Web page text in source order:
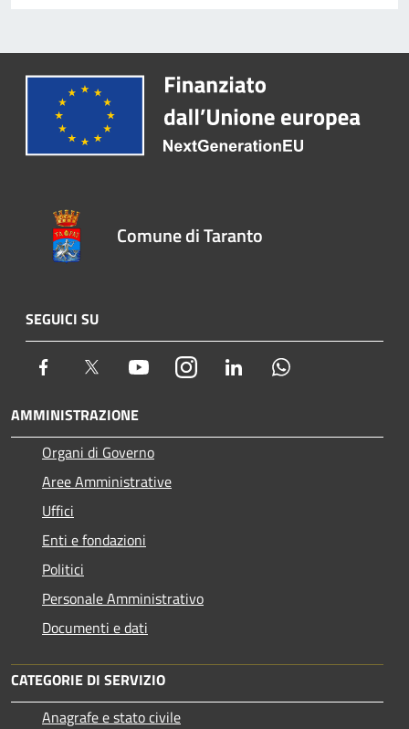
Comune di Taranto
SEGUICI SU
Facebook Twitter YoutubeInstagram LinkedIn
AMMINISTRAZIONE
Organi di Governo
Aree Amministrative
Uffici
Enti e fondazioni
Politici
Personale Amministrativo
Documenti e dati
CATEGORIE DI SERVIZIO
Anagrafe e stato civile